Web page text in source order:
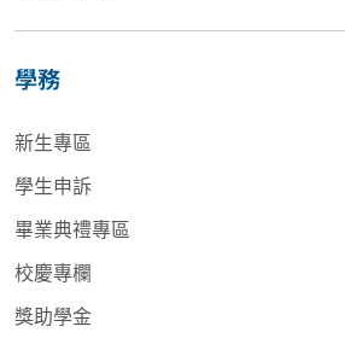
學務
新生專區
學生申訴
畢業典禮專區
校慶專欄
獎助學金